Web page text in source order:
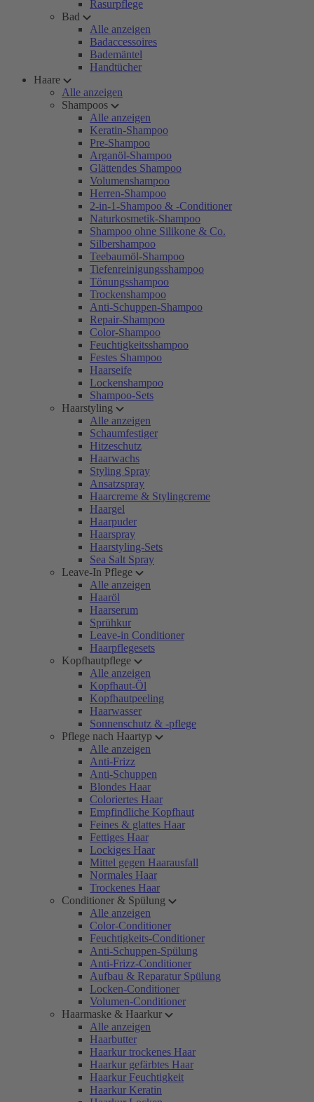
Rasurpflege
Bad
Alle anzeigen
Badaccessoires
Bademäntel
Handtücher
Haare
Alle anzeigen
Shampoos
Alle anzeigen
Keratin-Shampoo
Pre-Shampoo
Arganöl-Shampoo
Glättendes Shampoo
Volumenshampoo
Herren-Shampoo
2-in-1-Shampoo & -Conditioner
Naturkosmetik-Shampoo
Shampoo ohne Silikone & Co.
Silbershampoo
Teebaumöl-Shampoo
Tiefenreinigungsshampoo
Tönungsshampoo
Trockenshampoo
Anti-Schuppen-Shampoo
Repair-Shampoo
Color-Shampoo
Feuchtigkeitsshampoo
Festes Shampoo
Haarseife
Lockenshampoo
Shampoo-Sets
Haarstyling
Alle anzeigen
Schaumfestiger
Hitzeschutz
Haarwachs
Styling Spray
Ansatzspray
Haarcreme & Stylingcreme
Haargel
Haarpuder
Haarspray
Haarstyling-Sets
Sea Salt Spray
Leave-In Pflege
Alle anzeigen
Haaröl
Haarserum
Sprühkur
Leave-in Conditioner
Haarpflegesets
Kopfhautpflege
Alle anzeigen
Kopfhaut-Öl
Kopfhautpeeling
Haarwasser
Sonnenschutz & -pflege
Pflege nach Haartyp
Alle anzeigen
Anti-Frizz
Anti-Schuppen
Blondes Haar
Coloriertes Haar
Empfindliche Kopfhaut
Feines & glattes Haar
Fettiges Haar
Lockiges Haar
Mittel gegen Haarausfall
Normales Haar
Trockenes Haar
Conditioner & Spülung
Alle anzeigen
Color-Conditioner
Feuchtigkeits-Conditioner
Anti-Schuppen-Spülung
Anti-Frizz-Conditioner
Aufbau & Reparatur Spülung
Locken-Conditioner
Volumen-Conditioner
Haarmaske & Haarkur
Alle anzeigen
Haarbutter
Haarkur trockenes Haar
Haarkur gefärbtes Haar
Haarkur Feuchtigkeit
Haarkur Keratin